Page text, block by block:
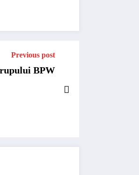
Previous post
BPW